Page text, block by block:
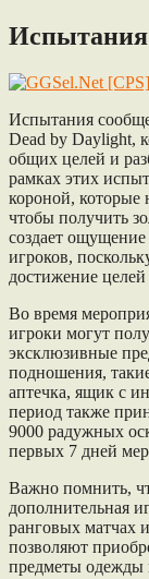
Испытания
Испытания
Dead by Daylight,
общих целей и
рамках этих
короной, которые
чтобы получить
создает
игроков,
достижение
Во время
игроки могут
эксклюзивные
подношения,
аптечка, ящик с
период также
9000 радужных
первых 7 дней
Важно помнить,
дополнительная
ранговых матчах
позволяют
предметы одежды